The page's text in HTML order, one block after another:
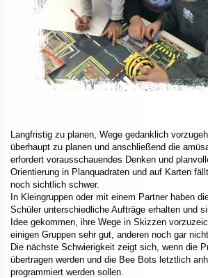
Langfristig zu planen, Wege gedanklich
überhaupt zu planen und anschließend die
erfordert vorausschauendes Denken und
Orientierung in Planquadraten und auf Karten
noch sichtlich schwer.
In Kleingruppen oder mit einem Partner haben
Schüler unterschiedliche Aufträge erhalten und
Idee gekommen, ihre Wege in Skizzen
einigen Gruppen sehr gut, anderen noch gar nicht.
Die nächste Schwierigkeit zeigt sich, wenn die
übertragen werden und die Bee Bots letztlich
programmiert werden sollen.